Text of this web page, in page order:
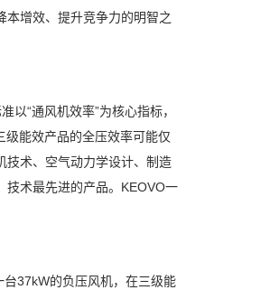
增效、提升竞争力的明智之
“通风机效率”为核心指标，
能效产品的全压效率可能仅
技术、空气动力学设计、制造
技术最先进的产品。KEOVO一
37kW的负压风机，在三级能